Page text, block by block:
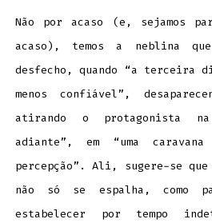
Não por acaso (e, sejamos
acaso), temos a neblina
desfecho, quando “a terceira
menos confiável”,
atirando o protagonista
adiante”, em “uma
percepção”. Ali, sugere-se
não só se espalha, como
estabelecer por tempo